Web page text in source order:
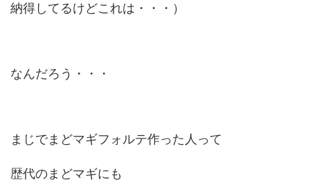
納得してるけどこれは・・・）
なんだろう・・・
まじでまどマギフォルテ作った人って
歴代のまどマギにも